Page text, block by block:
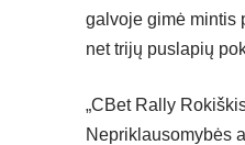
galvoje gimė mintis
net trijų puslapių
„CBet Rally
Nepriklausomybės